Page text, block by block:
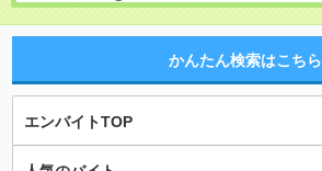
かんたん検索はこちら
エンバイトTOP